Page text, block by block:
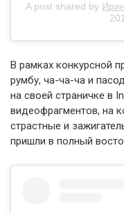
A post shared by
В рамках конкурсной
румбу, ча-ча-ча и
на своей страничке в
видеофрагментов, на
страстные и
пришли в полный